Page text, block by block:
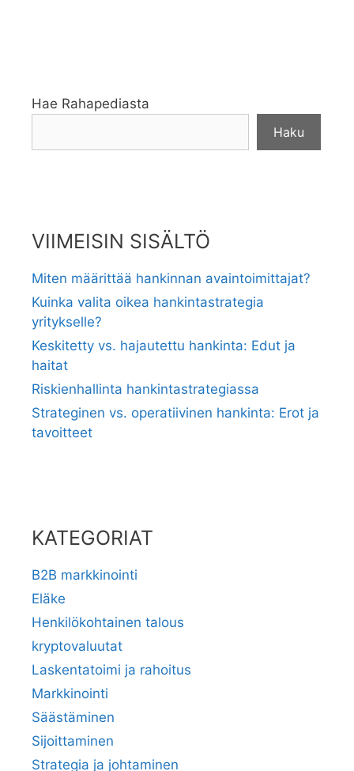
Hae Rahapediasta
Haku
VIIMEISIN SISÄLTÖ
Miten määrittää hankinnan avaintoimittajat?
Kuinka valita oikea hankintastrategia
yritykselle?
Keskitetty vs. hajautettu hankinta: Edut ja
haitat
Riskienhallinta hankintastrategiassa
Strateginen vs. operatiivinen hankinta: Erot ja
tavoitteet
KATEGORIAT
B2B markkinointi
Eläke
Henkilökohtainen talous
kryptovaluutat
Laskentatoimi ja rahoitus
Markkinointi
Säästäminen
Sijoittaminen
Strategia ja johtaminen